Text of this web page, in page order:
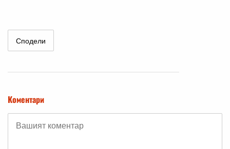
Сподели
Коментари